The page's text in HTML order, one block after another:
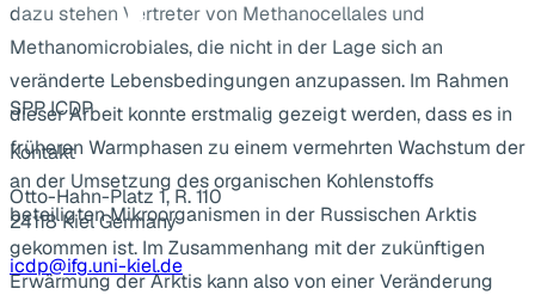
dazu stehen Vertreter von Methanocellales und
Methanomicrobiales, die nicht in der Lage sich an
veränderte Lebensbedingungen anzupassen. Im Rahmen
dieser Arbeit konnte erstmalig gezeigt werden, dass es in
früheren Warmphasen zu einem vermehrten Wachstum der
an der Umsetzung des organischen Kohlenstoffs
beteiligten Mikroorganismen in der Russischen Arktis
gekommen ist. Im Zusammenhang mit der zukünftigen
Erwärmung der Arktis kann also von einer Veränderung
SPP ICDP
Kontakt
Otto-Hahn-Platz 1, R. 110
24118 Kiel Germany
icdp@ifg.uni-kiel.de